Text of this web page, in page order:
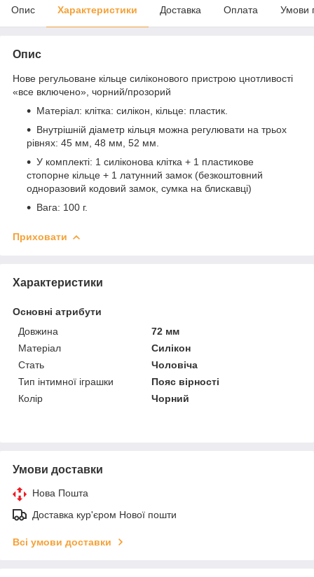
Опис Характеристики Доставка Оплата Умови
Опис
Нове регульоване кільце силіконового пристрою цнотливості
«все включено», чорний/прозорий
Матеріал: клітка: силікон, кільце: пластик.
Внутрішній діаметр кільця можна регулювати на трьох
рівнях: 45 мм, 48 мм, 52 мм.
У комплекті: 1 силіконова клітка + 1 пластикове
стопорне кільце + 1 латунний замок (безкоштовний
одноразовий кодовий замок, сумка на блискавці)
Вага: 100 г.
Приховати
Характеристики
Основні атрибути
Довжина
72 мм
Матеріал
Силікон
Стать
Чоловіча
Тип інтимної іграшки
Пояс вірності
Колір
Чорний
Умови доставки
Нова Пошта
Доставка кур'єром Нової пошти
Всі умови доставки